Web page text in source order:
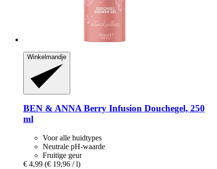
Winkelmandje
BEN & ANNABerry Infusion Douchegel, 250
ml
Voor alle huidtypes
Neutrale pH-waarde
Fruitige geur
€ 4,99 (€ 19,96 / l)